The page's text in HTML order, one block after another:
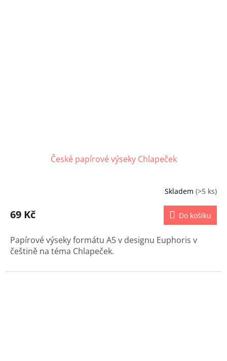
České papírové výseky Chlapeček
Skladem (>5 ks)
69 Kč Do košíku
Papírové výseky formátu A5 v designu Euphoris v
češtině na téma Chlapeček.